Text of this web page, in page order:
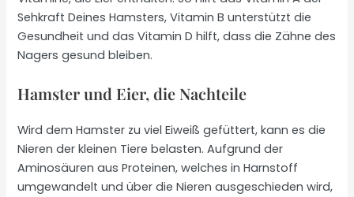
Sehkraft Deines Hamsters, Vitamin B unterstützt die
Gesundheit und das Vitamin D hilft, dass die Zähne des
Nagers gesund bleiben.
Hamster und Eier, die Nachteile
Wird dem Hamster zu viel Eiweiß gefüttert, kann es die
Nieren der kleinen Tiere belasten. Aufgrund der
Aminosäuren aus Proteinen, welches in Harnstoff
umgewandelt und über die Nieren ausgeschieden wird,